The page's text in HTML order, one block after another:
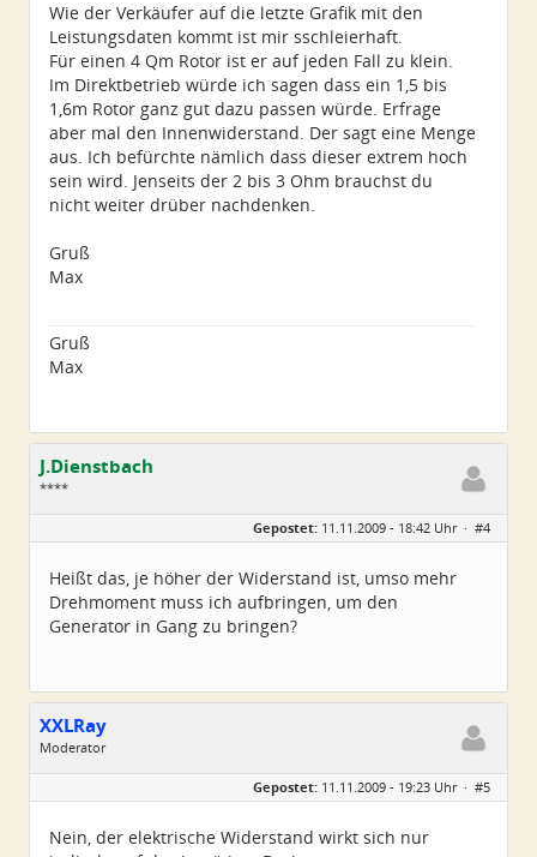
Dabei seit:
04 / 2007
Wie der Verkäufer auf die letzte Grafik mit den
Leistungsdaten kommt ist mir sschleierhaft.
Für einen 4 Qm Rotor ist er auf jeden Fall zu klein.
Im Direktbetrieb würde ich sagen dass ein 1,5 bis
1,6m Rotor ganz gut dazu passen würde. Erfrage
aber mal den Innenwiderstand. Der sagt eine Menge
aus. Ich befürchte nämlich dass dieser extrem hoch
sein wird. Jenseits der 2 bis 3 Ohm brauchst du
nicht weiter drüber nachdenken.
Gruß
Max
Gruß
Max
J.Dienstbach
****
Beiträge:
57
Gepostet: 11.11.2009 - 18:42 Uhr · #4
Heißt das, je höher der Widerstand ist, umso mehr
Drehmoment muss ich aufbringen, um den
Generator in Gang zu bringen?
XXLRay
Moderator
Geschlecht:
keine Angabe
Süd-Niedersachsen
Homepage:
xxlray.bplaced.net
Dabei seit:
11 / 2007
Gepostet: 11.11.2009 - 19:23 Uhr · #5
Nein, der elektrische Widerstand wirkt sich nur